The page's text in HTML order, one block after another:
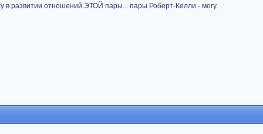
в развитии отношений ЭТОЙ пары... пары Роберт-Келли - могу.